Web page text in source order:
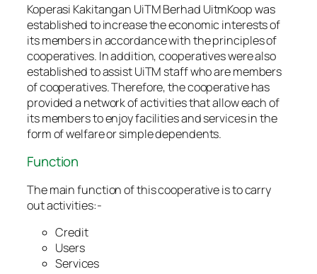
Koperasi Kakitangan UiTM Berhad UitmKoop was
established to increase the economic interests of
its members in accordance with the principles of
cooperatives. In addition, cooperatives were also
established to assist UiTM staff who are members
of cooperatives. Therefore, the cooperative has
provided a network of activities that allow each of
its members to enjoy facilities and services in the
form of welfare or simple dependents.
Function
The main function of this cooperative is to carry
out activities:-
Credit
Users
Services